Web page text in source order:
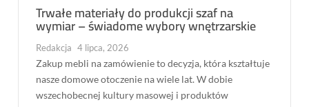
Trwałe materiały do produkcji szaf na
wymiar – świadome wybory wnętrzarskie
Redakcja 4 lipca, 2026
Zakup mebli na zamówienie to decyzja, która kształtuje
nasze domowe otoczenie na wiele lat. W dobie
wszechobecnej kultury masowej i produktów